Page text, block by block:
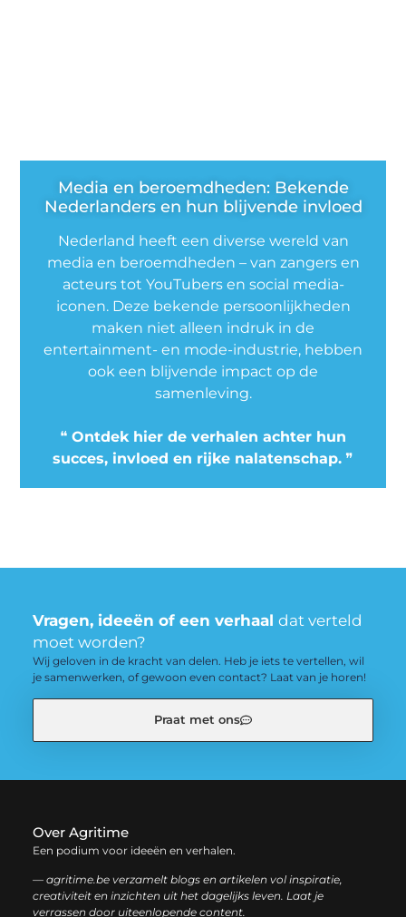
Media en beroemdheden: Bekende
Nederlanders en hun blijvende invloed
Nederland heeft een diverse wereld van
media en beroemdheden – van zangers en
acteurs tot YouTubers en social media-
iconen. Deze bekende persoonlijkheden
maken niet alleen indruk in de
entertainment- en mode-industrie, hebben
ook een blijvende impact op de
samenleving.
❝ Ontdek hier de verhalen achter hun
succes, invloed en rijke nalatenschap. ❞
Vragen, ideeën of een verhaal dat verteld
moet worden?
Wij geloven in de kracht van delen. Heb je iets te vertellen, wil
je samenwerken, of gewoon even contact? Laat van je horen!
Praat met ons
Over Agritime
Een podium voor ideeën en verhalen.
— agritime.be verzamelt blogs en artikelen vol inspiratie,
creativiteit en inzichten uit het dagelijks leven. Laat je
verrassen door uiteenlopende content.